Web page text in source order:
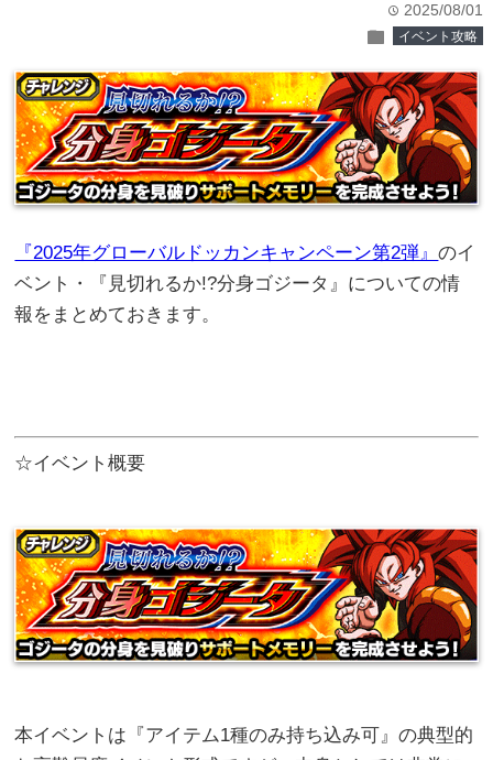
time 2025/08/01
folder イベント攻略
『2025年グローバルドッカンキャンペーン第2弾』のイ
ベント・『見切れるか!?分身ゴジータ』についての情
報をまとめておきます。
☆イベント概要
本イベントは『アイテム1種のみ持ち込み可』の典型的